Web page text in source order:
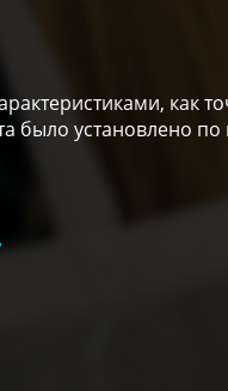
как
было установлено по